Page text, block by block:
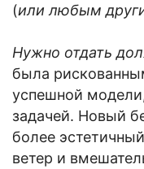
(или любым
Нужно отдать
была
успешной
задачей. Новый
более
ветер и